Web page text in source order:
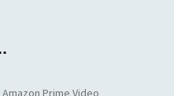
Amazon Prime Video